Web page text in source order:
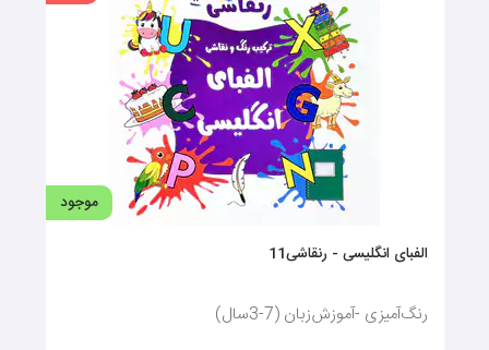
موجود
الفبای انگلیسی - رنقاشی11
رنگ‌آمیزی -آموزش‌زبان (7-3سال)